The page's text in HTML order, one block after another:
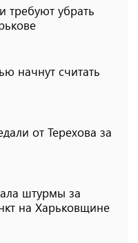
требуют убрать
начнут считать
от Терехова за
штурмы за
на Харьковщине